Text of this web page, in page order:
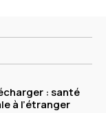
: santé
à l’étranger